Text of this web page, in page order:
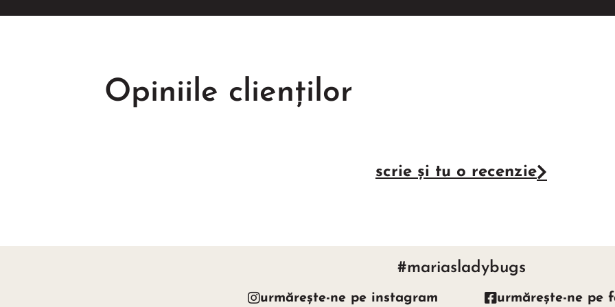
Opiniile clienților
scrie și tu o recenzie
#mariasladybugs
urmărește-ne pe instagram urmărește-ne pe